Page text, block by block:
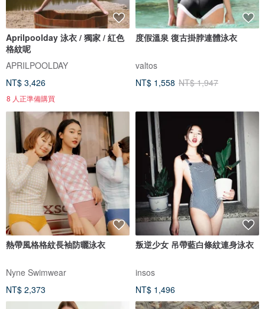
Aprilpoolday 泳衣 / 獨家 / 紅色
格紋呢
APRILPOOLDAY
NT$ 3,426
8 人正準備購買
度假溫泉 復古掛脖連體泳衣
valtos
NT$ 1,558 NT$ 1,947
熱帶風格格紋長袖防曬泳衣
Nyne Swimwear
NT$ 2,373
叛逆少女 吊帶藍白條紋連身泳衣
insos
NT$ 1,496